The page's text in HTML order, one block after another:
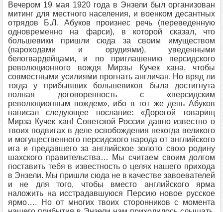
Вечером 19 мая 1920 года в Энзели был организован
митинг для местного населения, и военком десантных
отрядов Б.Л. Абуков произнес речь (переведенную
одновременно на фарси), в которой сказал, что
большевики пришли сюда за своим имуществом
(пароходами и орудиями), уведенными
белогвардейцами, и по приглашению персидского
революционного вождя Мирзы Кучек хана, чтобы
совместными усилиями прогнать англичан. Но вряд ли
тогда у прибывших большевиков была достигнута
полная договоренность с «персидским
революционным вождем», ибо в тот же день Абуков
написал следующее послание: «Дорогой товарищ
Мирза Кучек хан! Советской России давно известно о
твоих подвигах в деле освобождения некогда великого
и могущественного персидского народа от английского
ига и предавшего за английское золото свою родину
шахского правительства… Мы считаем своим долгом
поставить тебя в известность о целях нашего прихода
в Энзели. Мы пришли сюда не в качестве завоевателей
и не для того, чтобы вместо английского ярма
наложить на исстрадавшуюся Персию новое русское
ярмо…. Но от многих твоих сторонников с момента